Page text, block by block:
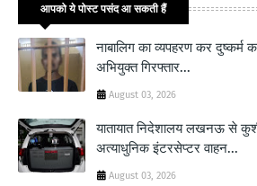
आपको ये पोस्ट पसंद आ सकती हैं
नाबालिग का व्यपहरण कर
अभियुक्त गिरफ्तार...
August 03, 2026
यातायात निदेशालय लखनऊ से
अत्याधुनिक इंटरसेप्टर वाहन...
August 03, 2026